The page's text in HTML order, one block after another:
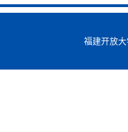
福建开放